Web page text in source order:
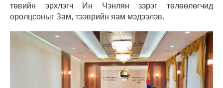
төвийн эрхлэгч Ин Чэнлян зэрэг төлөөлөгчид
оролцсоныг Зам, тээврийн яам мэдээлэв.